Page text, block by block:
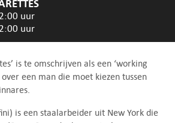
uur
uur
is te omschrijven als een ‘working
over een man die moet kiezen tussen
is een staalarbeider uit New York die